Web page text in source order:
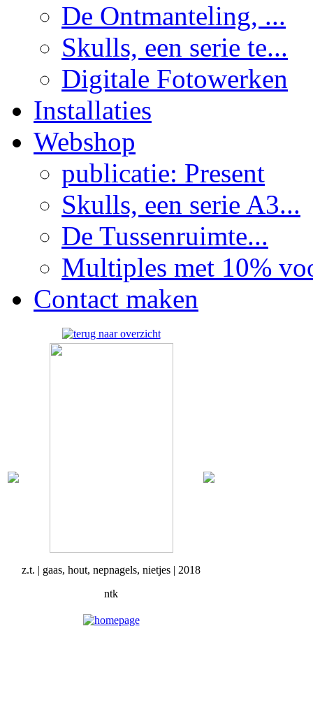
De Ontmanteling, ...
Skulls, een serie te...
Digitale Fotowerken
Installaties
Webshop
publicatie: Present
Skulls, een serie A3...
De Tussenruimte...
Multiples met 10%
Contact maken
z.t. | gaas, hout, nepnagels, nietjes | 2018
ntk